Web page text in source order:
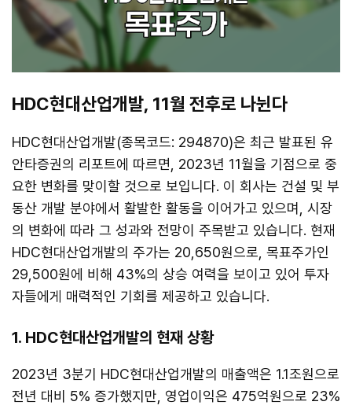
HDC현대산업개발, 11월 전후로 나뉜다
HDC현대산업개발(종목코드: 294870)은 최근 발표된 유
안타증권의 리포트에 따르면, 2023년 11월을 기점으로 중
요한 변화를 맞이할 것으로 보입니다. 이 회사는 건설 및 부
동산 개발 분야에서 활발한 활동을 이어가고 있으며, 시장
의 변화에 따라 그 성과와 전망이 주목받고 있습니다. 현재
HDC현대산업개발의 주가는 20,650원으로, 목표주가인
29,500원에 비해 43%의 상승 여력을 보이고 있어 투자
자들에게 매력적인 기회를 제공하고 있습니다.
1. HDC현대산업개발의 현재 상황
2023년 3분기 HDC현대산업개발의 매출액은 1.1조원으로
전년 대비 5% 증가했지만, 영업이익은 475억원으로 23%